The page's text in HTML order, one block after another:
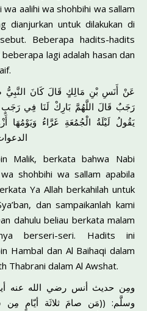
wa aalihi wa shohbihi wa sallam
dianjurkan untuk dilakukan di
Beberapa hadits-hadits
lagi adalah hasan dan
عَنْ أَنَسِ بْنِ مَالِكٍ قَالَ كَانَ النَّبِيُّ
رَجَبٌ قَالَ اللَّهُمَّ بَارِكْ لَنَا فِي
يَقُولُ لَيْلَةُ الْجُمُعَةِ غَرَّاءُ وَيَوْمُهَا
Malik, berkata bahwa Nabi
wa shohbihi wa sallam apabila
Ya Allah berkahilah untuk
dan sampaikanlah kami
dahulu beliau berkata malam
berseri-seri. Hadits ini
Hambal dan Al Baihaqi dalam
Thabrani dalam Al Awshat.
ومِن حديث أنس رضي الله عنه
وسلَّم: ((مَن صامَ ثلاثَة أيّامٍ